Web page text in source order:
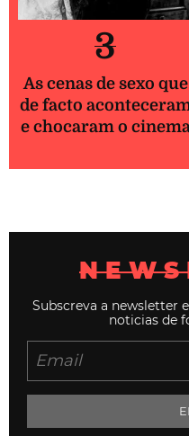
3
As cenas de sexo que
de facto
e chocaram o
Subscreva a newsletter
noticias de